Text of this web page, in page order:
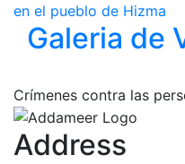
en el pueblo de Hizma
Galeria de
Crímenes contra las
Address